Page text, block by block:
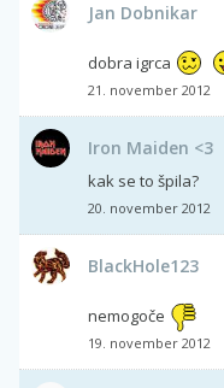
Jan Dobnikar
dobra igrca
21. november 2012
Iron Maiden <3
kak se to špila?
20. november 2012
BlackHole123
nemogoče
19. november 2012